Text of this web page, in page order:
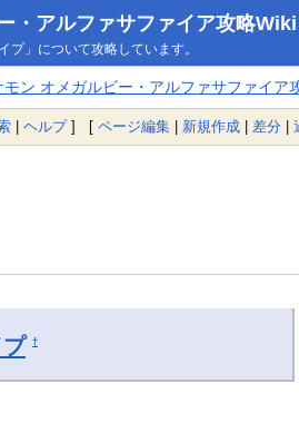
・アルファサファイア攻略Wiki
プ」について攻略しています。
モン オメガルビー・アルファサファイア
| ヘルプ] [ ページ編集 | 新規作成 | 差分 |
†